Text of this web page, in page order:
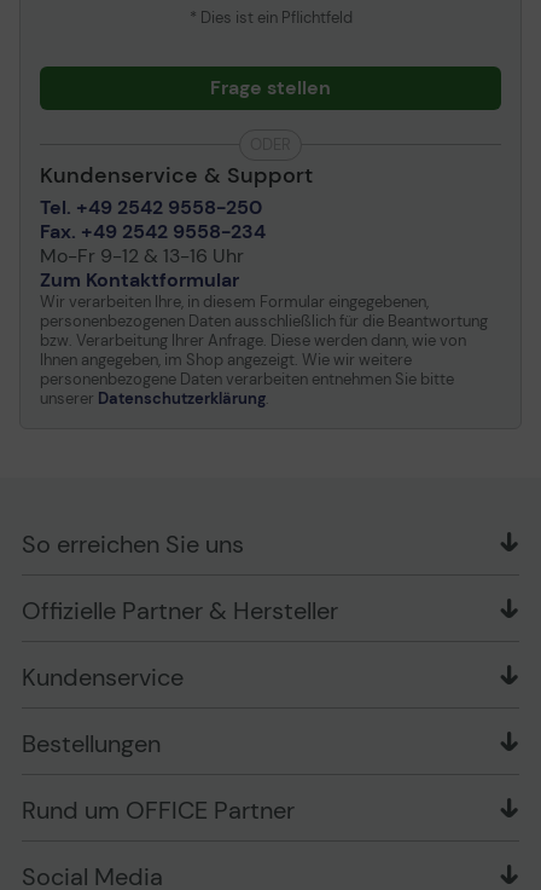
* Dies ist ein Pflichtfeld
Frage stellen
Kundenservice & Support
Tel. +49 2542 9558-250
Fax. +49 2542 9558-234
Mo-Fr 9-12 & 13-16 Uhr
Zum Kontaktformular
Wir verarbeiten Ihre, in diesem Formular eingegebenen,
personenbezogenen Daten ausschließlich für die Beantwortung
bzw. Verarbeitung Ihrer Anfrage. Diese werden dann, wie von
Ihnen angegeben, im Shop angezeigt. Wie wir weitere
personenbezogene Daten verarbeiten entnehmen Sie bitte
unserer Datenschutzerklärung.
Offizielle Partner & Hersteller
Kundenservice
Bewertungsrichtlinien
Wissen mit OP
Markenshops
Bestellungen
Versand im Namen Dritter
Muster-Widerrufsformular
Rund um OFFICE Partner
Stellenangebote
So erreichen Sie uns
Schlesierring 35
Telefon: +49 (0) 2542 / 9558250
Ansprechpartner bei fehlerhafter Ware und Schäden
Social Media